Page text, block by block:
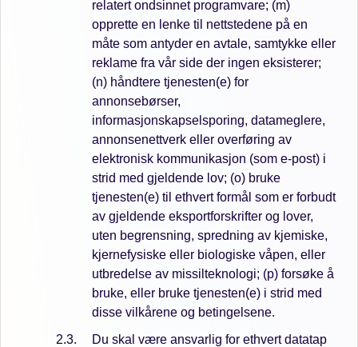
relatert ondsinnet programvare; (m)
opprette en lenke til nettstedene på en
måte som antyder en avtale, samtykke eller
reklame fra vår side der ingen eksisterer;
(n) håndtere tjenesten(e) for
annonsebørser,
informasjonskapselsporing, datameglere,
annonsenettverk eller overføring av
elektronisk kommunikasjon (som e-post) i
strid med gjeldende lov; (o) bruke
tjenesten(e) til ethvert formål som er forbudt
av gjeldende eksportforskrifter og lover,
uten begrensning, spredning av kjemiske,
kjernefysiske eller biologiske våpen, eller
utbredelse av missilteknologi; (p) forsøke å
bruke, eller bruke tjenesten(e) i strid med
disse vilkårene og betingelsene.
Du skal være ansvarlig for ethvert datatap